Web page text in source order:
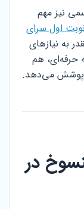
نیز مهم
اول سرای
به نیازهای
حرفه‌ای، هم
پوشش می‌دهد.
در